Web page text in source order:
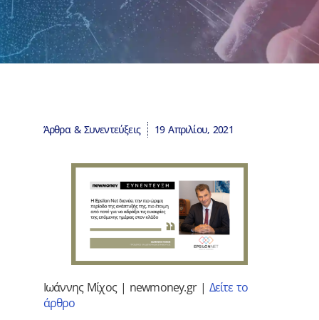
Άρθρα & Συνεντεύξεις 19 Απριλίου, 2021
Ιωάννης Μίχος | newmoney.gr | Δείτε το
άρθρο